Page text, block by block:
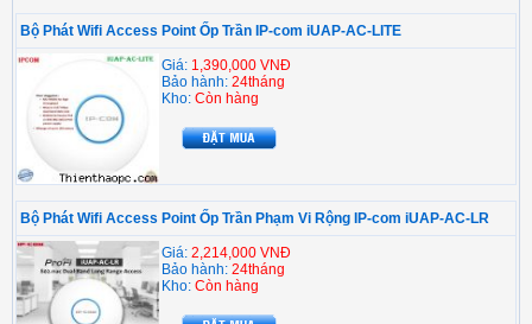
Bộ Phát Wifi Access Point Ốp Trần IP-com iUAP-AC-LITE
Giá: 1,390,000 VNĐ
Bảo hành: 24tháng
Kho: Còn hàng
Bộ Phát Wifi Access Point Ốp Trần Phạm Vi Rộng IP-com iUAP-AC-LR
Giá: 2,214,000 VNĐ
Bảo hành: 24tháng
Kho: Còn hàng